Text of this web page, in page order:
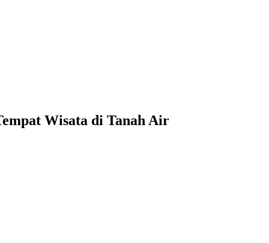
Wisata di Tanah Air